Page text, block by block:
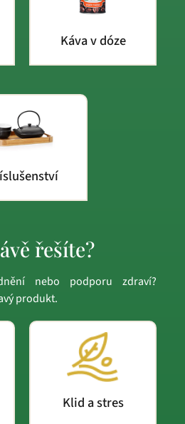
Káva v dóze
řešíte?
nebo podporu zdraví?
produkt.
Klid a stres